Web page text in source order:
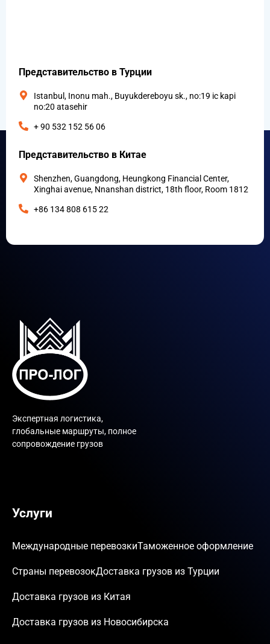
Представительство в Турции
Istanbul, Inonu mah., Buyukdereboyu sk., no:19 ic kapi
no:20 atasehir
+ 90 532 152 56 06
Представительство в Китае
Shenzhen, Guangdong, Heungkong Financial Center,
Xinghai avenue, Nnanshan district, 18th floor, Room 1812
+86 134 808 615 22
Экспертная логистика,
глобальные маршруты, полное
сопровождение грузов
Услуги
Международные перевозкиТаможенное оформление
Страны перевозокДоставка грузов из Турции
Доставка грузов из Китая
Доставка грузов из Новосибирска